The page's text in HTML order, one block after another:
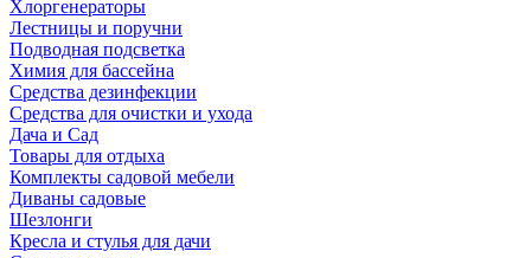
Хлоргенераторы
Лестницы и поручни
Подводная подсветка
Химия для бассейна
Средства дезинфекции
Средства для очистки и ухода
Дача и Сад
Товары для отдыха
Комплекты садовой мебели
Диваны садовые
Шезлонги
Кресла и стулья для дачи